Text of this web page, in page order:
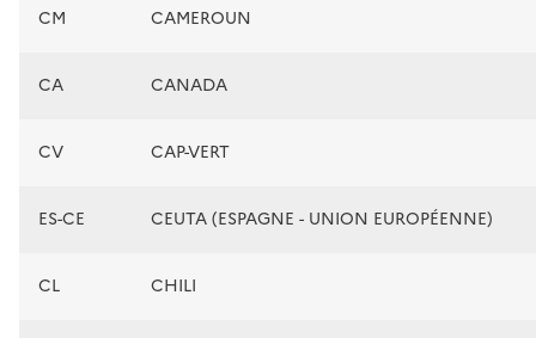
CM CAMEROUN
CA CANADA
CV CAP-VERT
ES-CE CEUTA (ESPAGNE - UNION EUROPÉENNE)
CL CHILI